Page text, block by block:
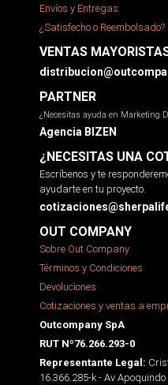
Envíos y Entregas
¿Satisfecho o Reembolsado?
VENTAS
PARTNER
¿Necesitas ayuda en Marketing
Agencia BIZEN
¿NECESITAS UNA
Escríbenos y te
ayudarte en tu proyecto.
OUT COMPANY
Sobre Out Company
Términos y Condiciones
Devoluciones
Cotizaciones y ventas a
Outcompany SpA
RUT Nº76.266.293-0
Representante Legal:
16.366.285-k - Av Apoquindo